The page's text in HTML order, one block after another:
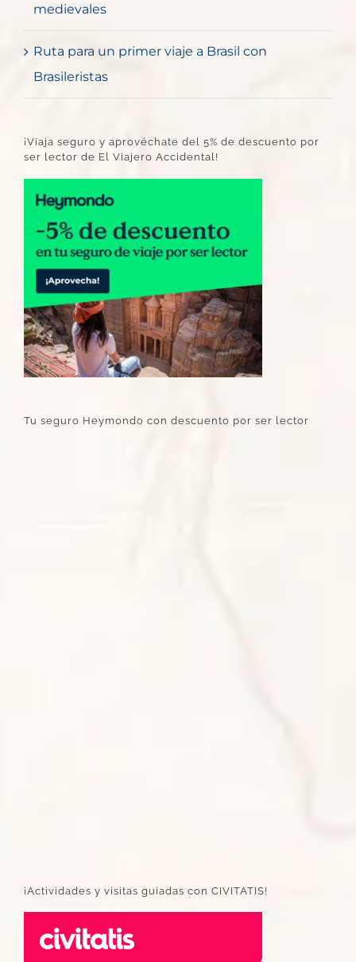
medievales
Ruta para un primer viaje a Brasil con
Brasileristas
¡Viaja seguro y aprovéchate del 5% de descuento por
ser lector de El Viajero Accidental!
Tu seguro Heymondo con descuento por ser lector
¡Actividades y visitas guiadas con CIVITATIS!